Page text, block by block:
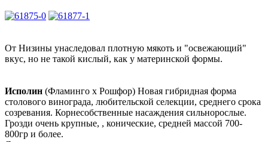
От Низины унаследовал плотную мякоть и "освежающий"
вкус, но не такой кислый, как у материнской формы.
Исполин (Фламинго х Рошфор) Новая гибридная форма
столового винограда, любительской селекции, среднего срока
созревания. Корнесобственные насаждения сильнорослые.
Грозди очень крупные, , конические, средней массой 700-
800гр и более.